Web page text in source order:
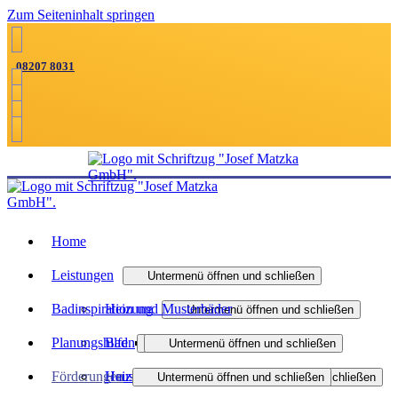
Zum Seiteninhalt springen
08207 8031
Home
Leistungen Untermenü öffnen und schließen
Heizung Untermenü öffnen und schließen
Heizungsmodernisierung
Heizen mit Gas
Bad Untermenü öffnen und schließen
Badmodernisierung
Haustechnik Untermenü öffnen und schließen
Badinspiration und Musterbäder
Planungshilfen Untermenü öffnen und schließen
Heizungsanfrage-Assistent
Förderungen Untermenü öffnen und schließen